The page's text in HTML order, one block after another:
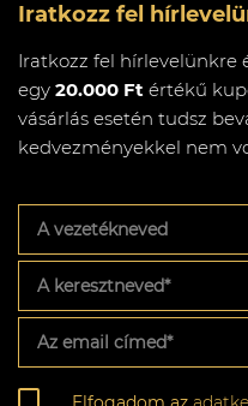
Iratkozz fel
Iratkozz fel hírlevelünkre
egy 20.000 Ft értékű
vásárlás esetén tudsz
kedvezményekkel nem
vezetékneved
keresztneved*
email
címed*
Adatkezelési